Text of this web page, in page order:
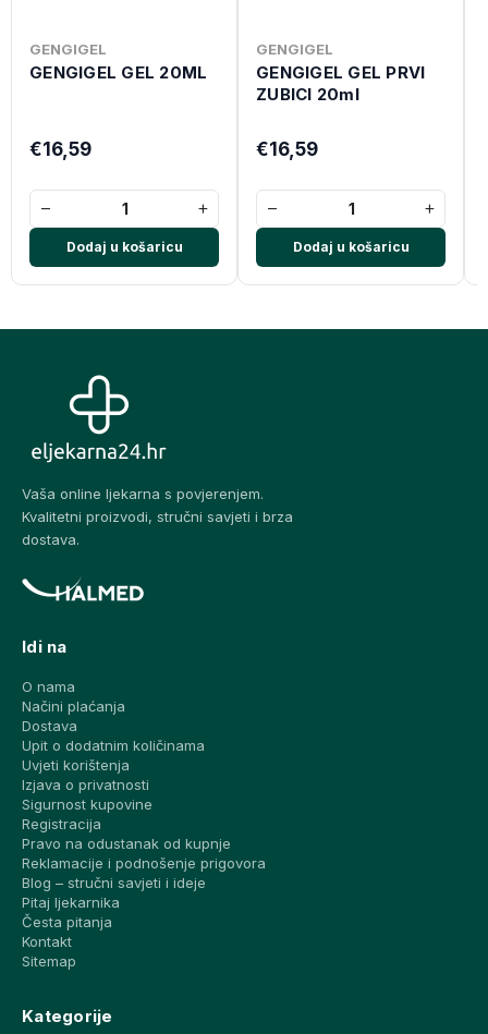
GENGIGEL
GENGIGEL GEL 20ML
€16,59
− +
Dodaj u košaricu
GENGIGEL
GENGIGEL GEL PRVI
ZUBICI 20ml
€16,59
− +
Dodaj u košaricu
Vaša online ljekarna s povjerenjem.
Kvalitetni proizvodi, stručni savjeti i brza
dostava.
Idi na
O nama
Načini plaćanja
Dostava
Upit o dodatnim količinama
Uvjeti korištenja
Izjava o privatnosti
Sigurnost kupovine
Registracija
Pravo na odustanak od kupnje
Reklamacije i podnošenje prigovora
Blog – stručni savjeti i ideje
Pitaj ljekarnika
Česta pitanja
Kontakt
Sitemap
Kategorije